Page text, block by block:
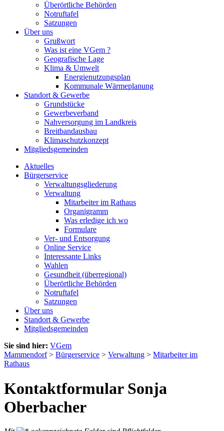
Überörtliche Behörden
Notruftafel
Satzungen
Über uns
Grußwort
Was ist eine VGem ?
Geografische Lage
Klima & Umwelt
Energienutzungsplan
Kommunale Wärmeplanung
Standort & Gewerbe
Grundstücke
Gewerbeverband
Nahversorgung im Landkreis
Breitbandausbau
Klimaschutzkonzept
Mitgliedsgemeinden
Aktuelles
Bürgerservice
Verwaltungsgliederung
Verwaltung
Mitarbeiter im Rathaus
Organigramm
Was erledige ich wo
Formulare
Ver- und Entsorgung
Online Service
Interessante Links
Wahlen
Gesundheit (überregional)
Überörtliche Behörden
Notruftafel
Satzungen
Über uns
Standort & Gewerbe
Mitgliedsgemeinden
Sie sind hier: VGem
Mammendorf> Bürgerservice > Verwaltung > Mitarbeiter im
Rathaus
Kontaktformular Sonja
Oberbacher